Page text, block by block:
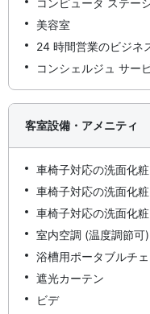
コンピュータ ステー
美容室
24 時間営業のビジネ
コンシェルジュ サー
客室設備・アメニティ
車椅子対応の洗面化
車椅子対応の洗面化
車椅子対応の洗面化
室内空調 (温度調節可
浴槽用ポータブルチ
遮光カーテン
ビデ